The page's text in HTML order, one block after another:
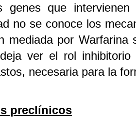
genes que
no se conoce los
mediada por
ver el rol
necesaria para la
preclínicos